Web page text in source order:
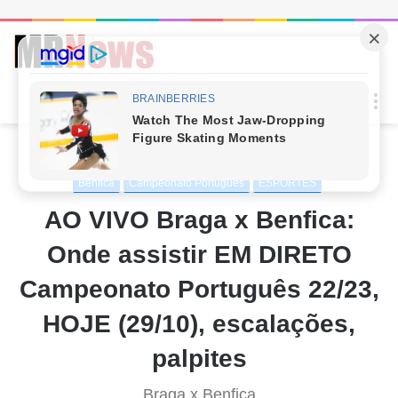
Início / ESPORTES
Benfica Campeonato Português ESPORTES
AO VIVO Braga x Benfica:
Onde assistir EM DIRETO
Campeonato Português 22/23,
HOJE (29/10), escalações,
palpites
Braga x Benfica